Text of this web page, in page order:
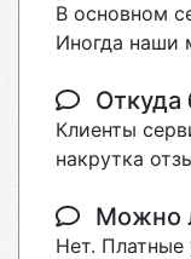
В основном
Иногда наши
Откуда
Клиенты
накрутка
Можно
Нет.